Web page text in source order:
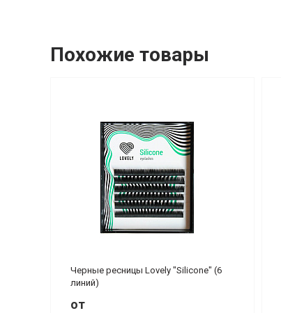
Похожие товары
Черные ресницы Lovely "Silicone" (6
линий)
от